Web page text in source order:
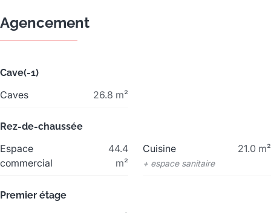
Agencement
Cave(-1)
Caves 26.8 m²
Rez-de-chaussée
Espace
commercial
44.4
m²
Cuisine 21.0 m²
+ espace sanitaire
Premier étage